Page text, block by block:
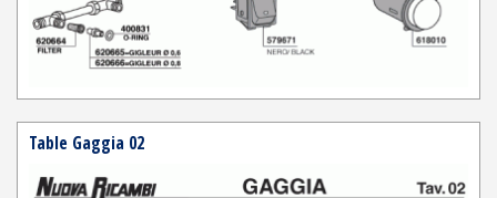
Table Gaggia 02